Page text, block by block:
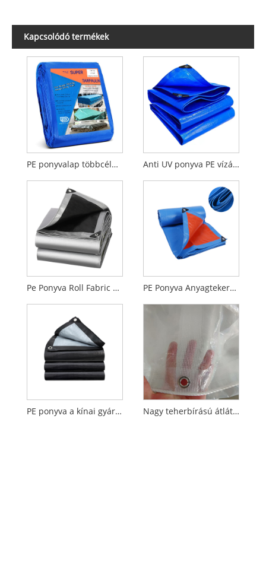
Kapcsolódó termékek
PE ponyvalap többcélú közepes súlyú vízálló nagy teherbírású szélálló PE ponyva Anti UV ponyva PE vízálló teherautó rakományburkolat pe ponyva
Pe Ponyva Roll Fabric Poly Finished Sheets HDPE Ponyva PE Ponyva Anyagtekercsek
PE ponyva a kínai gyártóktól Nagy teherbírású átlátszó PE ponyva